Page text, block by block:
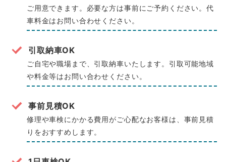
ご用意できます。必要な方は事前にご予約ください。代
車料金はお問い合わせください。
引取納車OK
ご自宅や職場まで、引取納車いたします。引取可能地域
や料金等はお問い合わせください。
事前見積OK
修理や車検にかかる費用がご心配なお客様は、事前見積
りをおすすめします。